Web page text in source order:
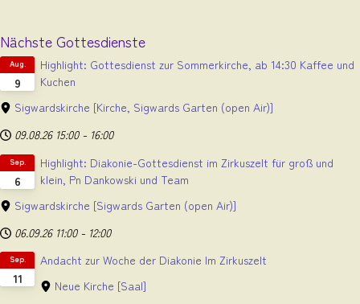
Nächste Gottesdienste
9
Aug.
Highlight: Gottesdienst zur Sommerkirche, ab 14:30 Kaffee und
Kuchen
Sigwardskirche [Kirche, Sigwards Garten (open Air)]
09.08.26 15:00 - 16:00
6
Sep.
Highlight: Diakonie-Gottesdienst im Zirkuszelt für groß und
klein, Pn Dankowski und Team
Sigwardskirche [Sigwards Garten (open Air)]
06.09.26 11:00 - 12:00
11
Sep.
Andacht zur Woche der Diakonie Im Zirkuszelt
Neue Kirche [Saal]